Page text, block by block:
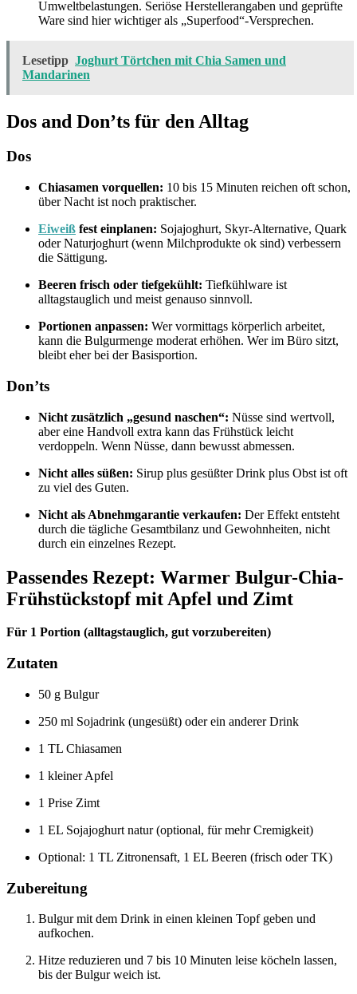
Umweltbelastungen. Seriöse Herstellerangaben und geprüfte
Ware sind hier wichtiger als „Superfood“-Versprechen.
Lesetipp Joghurt Törtchen mit Chia Samen und
Mandarinen
Dos and Don’ts für den Alltag
Dos
Chiasamen vorquellen: 10 bis 15 Minuten reichen oft schon,
über Nacht ist noch praktischer.
Eiweiß fest einplanen: Sojajoghurt, Skyr-Alternative, Quark
oder Naturjoghurt (wenn Milchprodukte ok sind) verbessern
die Sättigung.
Beeren frisch oder tiefgekühlt: Tiefkühlware ist
alltagstauglich und meist genauso sinnvoll.
Portionen anpassen: Wer vormittags körperlich arbeitet,
kann die Bulgurmenge moderat erhöhen. Wer im Büro sitzt,
bleibt eher bei der Basisportion.
Don’ts
Nicht zusätzlich „gesund naschen“: Nüsse sind wertvoll,
aber eine Handvoll extra kann das Frühstück leicht
verdoppeln. Wenn Nüsse, dann bewusst abmessen.
Nicht alles süßen: Sirup plus gesüßter Drink plus Obst ist oft
zu viel des Guten.
Nicht als Abnehmgarantie verkaufen: Der Effekt entsteht
durch die tägliche Gesamtbilanz und Gewohnheiten, nicht
durch ein einzelnes Rezept.
Passendes Rezept: Warmer Bulgur-Chia-
Frühstückstopf mit Apfel und Zimt
Für 1 Portion (alltagstauglich, gut vorzubereiten)
Zutaten
50 g Bulgur
250 ml Sojadrink (ungesüßt) oder ein anderer Drink
1 TL Chiasamen
1 kleiner Apfel
1 Prise Zimt
1 EL Sojajoghurt natur (optional, für mehr Cremigkeit)
Optional: 1 TL Zitronensaft, 1 EL Beeren (frisch oder TK)
Zubereitung
Bulgur mit dem Drink in einen kleinen Topf geben und
aufkochen.
Hitze reduzieren und 7 bis 10 Minuten leise köcheln lassen,
bis der Bulgur weich ist.